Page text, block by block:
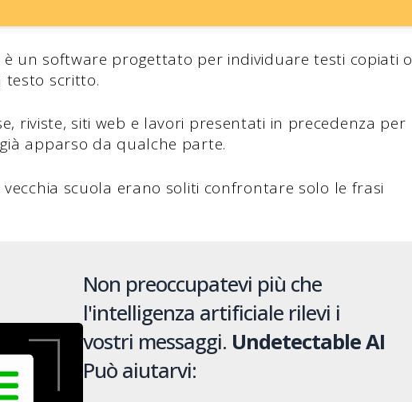
un software progettato per individuare testi copiati o
testo scritto.
riviste, siti web e lavori presentati in precedenza per
apparso da qualche parte.
scuola erano soliti confrontare solo le frasi
Non preoccupatevi più che
l'intelligenza artificiale rilevi i
vostri messaggi. Undetectable AI
Può aiutarvi: